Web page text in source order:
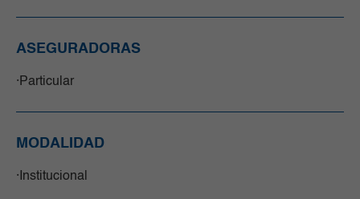
ASEGURADORAS
Particular
MODALIDAD
Institucional